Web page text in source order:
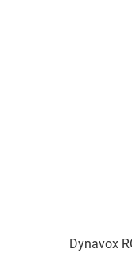
Dynavox